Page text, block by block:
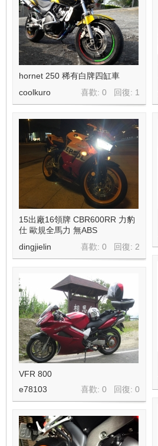
hornet 250 稀有白牌四缸車
喜歡: 0 回復: 1
coolkuro
15出廠16領牌 CBR600RR 力豹
仕 歐規全馬力 無ABS
喜歡: 0 回復: 2
dingjielin
VFR 800
喜歡: 0 回復: 0
e78103